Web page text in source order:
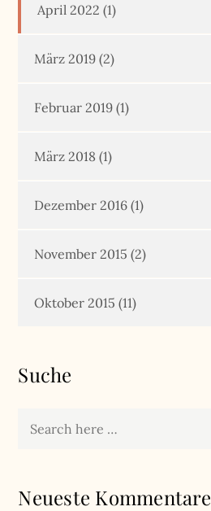
April 2022 (1)
März 2019 (2)
Februar 2019 (1)
März 2018 (1)
Dezember 2016 (1)
November 2015 (2)
Oktober 2015 (11)
Suche
Neueste Kommentare